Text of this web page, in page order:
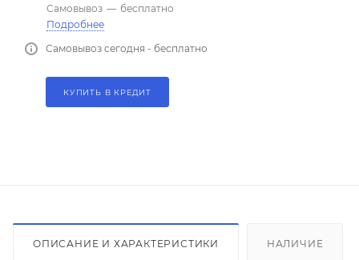
Самовывоз — бесплатно
Подробнее
Самовывоз сегодня - бесплатно
КУПИТЬ В КРЕДИТ
ОПИСАНИЕ И ХАРАКТЕРИСТИКИ НАЛИЧИЕ